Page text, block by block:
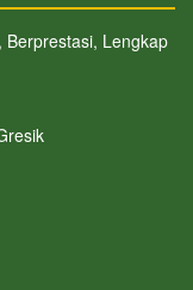
Berprestasi, Lengkap